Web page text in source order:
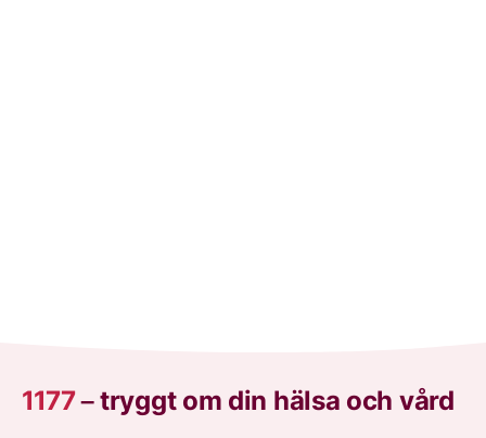
1177–tryggt om din hälsa och vård